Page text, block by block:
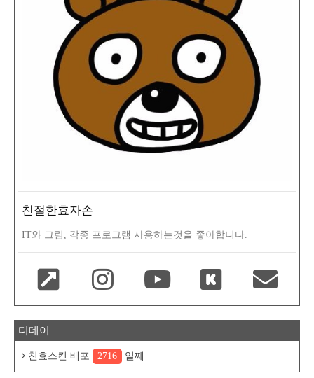
친절한효자손
IT와 그림, 각종 프로그램 사용하는것을 좋아합니다.
디데이
친효스킨 배포 2716 일째